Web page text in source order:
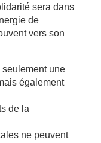
sera dans
de
vers son
une
également
de la
ne peuvent